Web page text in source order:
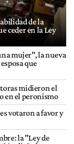
de la
ceder en la Ley
mujer", la nueva
que
midieron el
en el peronismo
votaron a favor y
la "Ley de